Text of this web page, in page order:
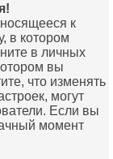
к
в котором
в личных
вы
что изменять
могут
Если вы
момент